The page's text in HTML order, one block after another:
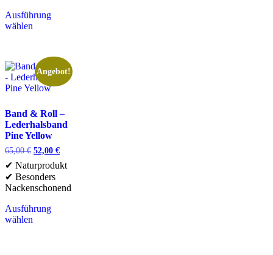
Ausführung
wählen
Angebot!
Band & Roll –
Lederhalsband
Pine Yellow
65,00€ 52,00 €
✔ Naturprodukt
✔ Besonders
Nackenschonend
Ausführung
wählen